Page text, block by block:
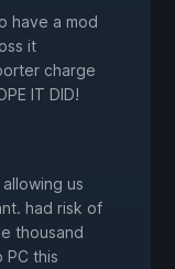
have a mod
it
charge
IT DID!
us
had risk of
thousand
PC this